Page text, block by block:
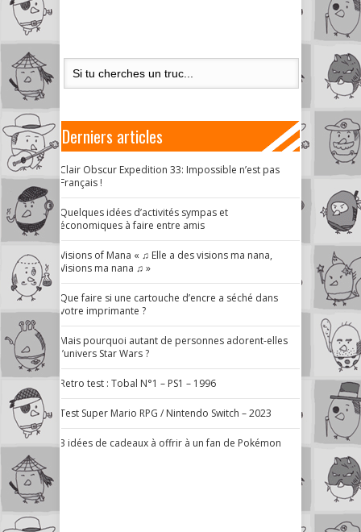
Derniers articles
Clair Obscur Expedition 33: Impossible n’est pas
Français !
Quelques idées d’activités sympas et
économiques à faire entre amis
Visions of Mana « ♫ Elle a des visions ma nana,
Visions ma nana ♫ »
Que faire si une cartouche d’encre a séché dans
votre imprimante ?
Mais pourquoi autant de personnes adorent-elles
l’univers Star Wars ?
Retro test : Tobal N°1 – PS1 – 1996
Test Super Mario RPG / Nintendo Switch – 2023
3 idées de cadeaux à offrir à un fan de Pokémon